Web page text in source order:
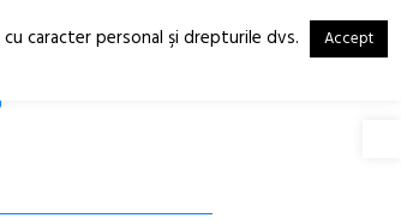
RO
EN
caracter personal şi drepturile dvs. Accept